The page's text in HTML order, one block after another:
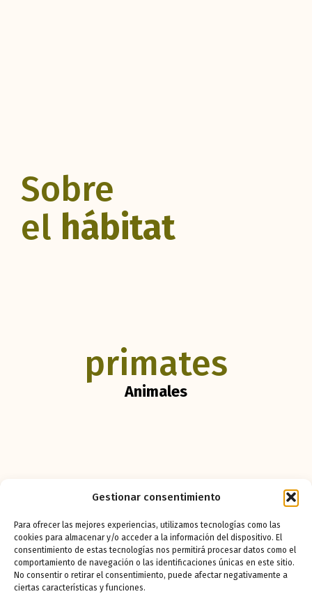
Gestionar consentimiento
Para ofrecer las mejores experiencias, utilizamos tecnologías como las
cookies para almacenar y/o acceder a la información del dispositivo. El
consentimiento de estas tecnologías nos permitirá procesar datos como el
comportamiento de navegación o las identificaciones únicas en este sitio.
No consentir o retirar el consentimiento, puede afectar negativamente a
ciertas características y funciones.
Sobre
el hábitat
primates
Animales